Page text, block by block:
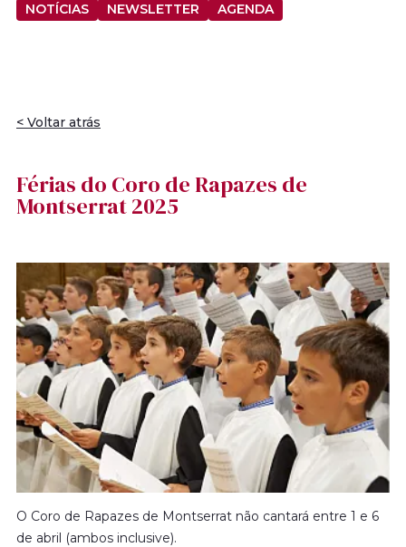
NOTÍCIAS NEWSLETTER AGENDA
< Voltar atrás
Férias do Coro de Rapazes de
Montserrat 2025
O Coro de Rapazes de Montserrat não cantará entre 1 e 6
de abril (ambos inclusive).